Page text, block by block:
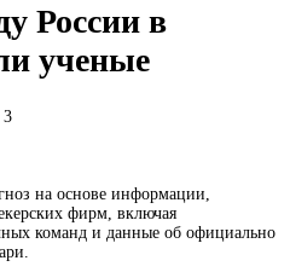
России в
ученые
3
на основе информации,
фирм, включая
команд и данные об официально